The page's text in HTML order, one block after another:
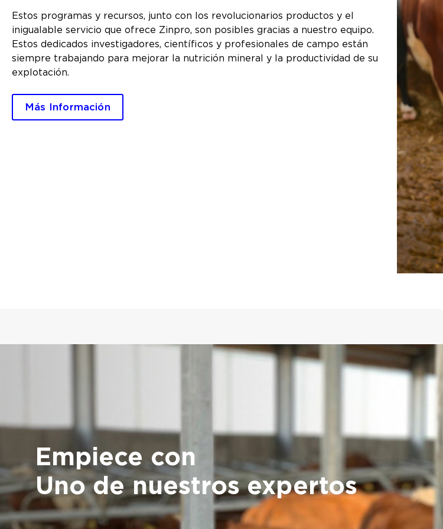
Estos programas y recursos, junto con los revolucionarios productos y el
inigualable servicio que ofrece Zinpro, son posibles gracias a nuestro equipo.
Estos dedicados investigadores, científicos y profesionales de campo están
siempre trabajando para mejorar la nutrición mineral y la productividad de su
explotación.
Más Información
Empiece con
Uno de nuestros expertos